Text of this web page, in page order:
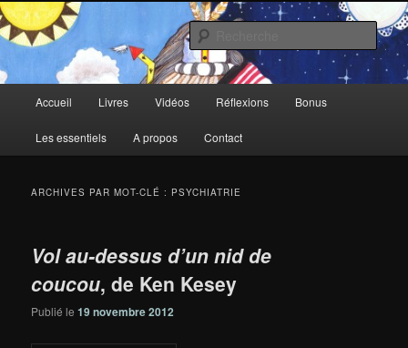
Aller
au
contenu
principal
Aller
au
contenu
secondaireDeux-Esprits
principal
Accueil Livres Vidéos Réflexions Bonus
Les essentiels A propos Contact
ARCHIVES PAR MOT-CLÉ : PSYCHIATRIE
Vol au-dessus d’un nid de
coucou, de Ken Kesey
Publié le19 novembre 2012